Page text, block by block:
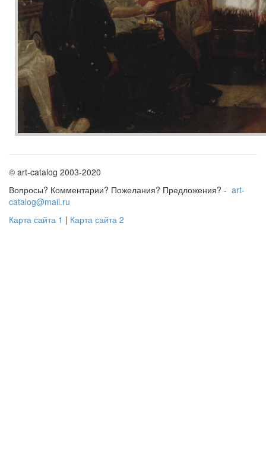
© art-catalog 2003-2020
Вопросы? Комментарии? Пожелания? Предложения? - art-
catalog@mail.ru
Карта сайта 1 | Карта сайта 2